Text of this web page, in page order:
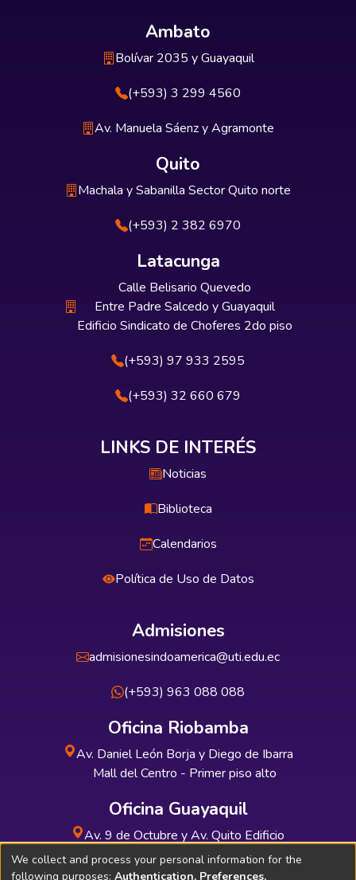
Ambato
Bolívar 2035 y Guayaquil
(+593) 3 299 4560
Av. Manuela Sáenz y Agramonte
Quito
Machala y Sabanilla Sector Quito norte
(+593) 2 382 6970
Latacunga
Calle Belisario Quevedo
Entre Padre Salcedo y Guayaquil
Edificio Sindicato de Choferes 2do piso
(+593) 97 933 2595
(+593) 32 660 679
LINKS DE INTERÉS
Noticias
Biblioteca
Calendarios
Política de Uso de Datos
Admisiones
admisionesindoamerica@uti.edu.ec
(+593) 963 088 088
Oficina Riobamba
Av. Daniel León Borja y Diego de Ibarra
Mall del Centro - Primer piso alto
Oficina Guayaquil
Av. 9 de Octubre y Av. Quito Edificio
INDUAUTO - Planta baja
We collect and process your personal information for the
following purposes: Authentication, Preferences,